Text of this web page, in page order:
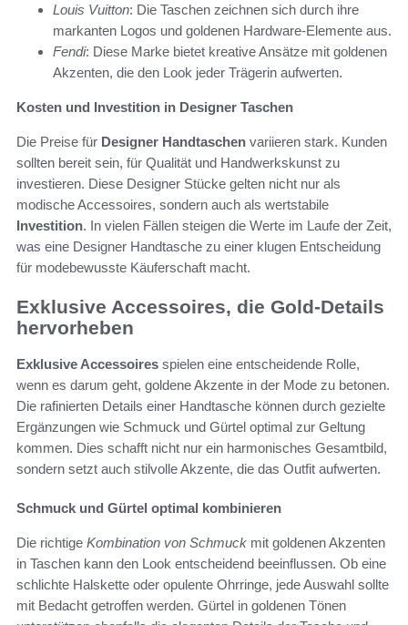
Louis Vuitton: Die Taschen zeichnen sich durch ihre
markanten Logos und goldenen Hardware-Elemente aus.
Fendi: Diese Marke bietet kreative Ansätze mit goldenen
Akzenten, die den Look jeder Trägerin aufwerten.
Kosten und Investition in Designer Taschen
Die Preise für Designer Handtaschen variieren stark. Kunden
sollten bereit sein, für Qualität und Handwerkskunst zu
investieren. Diese Designer Stücke gelten nicht nur als
modische Accessoires, sondern auch als wertstabile
Investition. In vielen Fällen steigen die Werte im Laufe der Zeit,
was eine Designer Handtasche zu einer klugen Entscheidung
für modebewusste Käuferschaft macht.
Exklusive Accessoires, die Gold-Details
hervorheben
Exklusive Accessoires spielen eine entscheidende Rolle,
wenn es darum geht, goldene Akzente in der Mode zu betonen.
Die rafinierten Details einer Handtasche können durch gezielte
Ergänzungen wie Schmuck und Gürtel optimal zur Geltung
kommen. Dies schafft nicht nur ein harmonisches Gesamtbild,
sondern setzt auch stilvolle Akzente, die das Outfit aufwerten.
Schmuck und Gürtel optimal kombinieren
Die richtige Kombination von Schmuck mit goldenen Akzenten
in Taschen kann den Look entscheidend beeinflussen. Ob eine
schlichte Halskette oder opulente Ohrringe, jede Auswahl sollte
mit Bedacht getroffen werden. Gürtel in goldenen Tönen